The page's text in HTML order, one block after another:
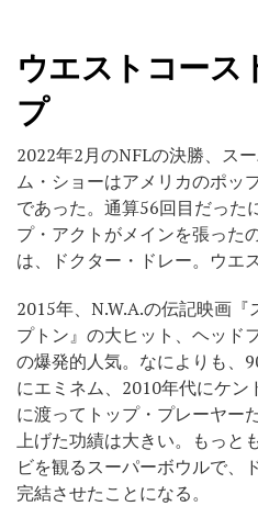
ウエストコース
プ
2022年2月のNFLの決勝、ス
ム・ショーはアメリカのポッ
であった。通算56回目だった
プ・アクトがメインを張った
は、ドクター・ドレー。ウエ
2015年、N.W.A.の伝記映画
プトン』の大ヒット、ヘッド
の爆発的人気。なによりも、
にエミネム、2010年代にケ
に渡ってトップ・プレーヤー
上げた功績は大きい。もっと
ビを観るスーパーボウルで、
完結させたことになる。